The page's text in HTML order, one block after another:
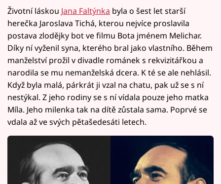
Životní láskou Jana Faltýnka byla o šest let starší
herečka Jaroslava Tichá, kterou nejvíce proslavila
postava zlodějky bot ve filmu Bota jménem Melichar.
Díky ní vyženil syna, kterého bral jako vlastního. Během
manželství prožil v divadle románek s rekvizitářkou a
narodila se mu nemanželská dcera. K té se ale nehlásil.
Když byla malá, párkrát ji vzal na chatu, pak už se s ní
nestýkal. Z jeho rodiny se s ní vídala pouze jeho matka
Míla. Jeho milenka tak na dítě zůstala sama. Poprvé se
vdala až ve svých pětašedesáti letech.